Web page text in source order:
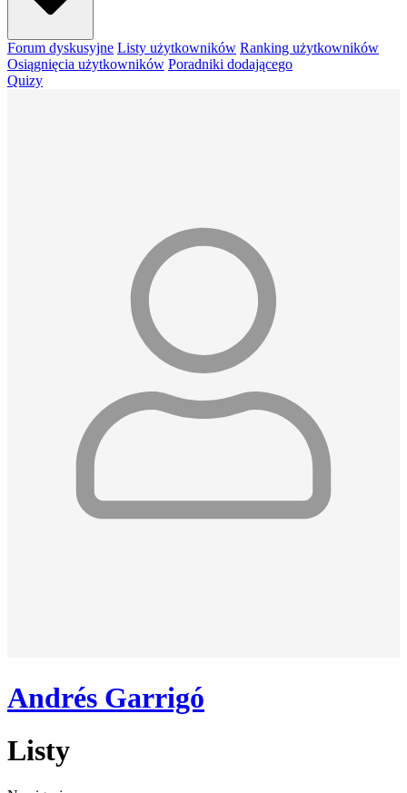
Forum dyskusyjne Listy użytkowników Ranking użytkowników
Osiągnięcia użytkowników Poradniki dodającego
Quizy
Andrés Garrigó
Listy